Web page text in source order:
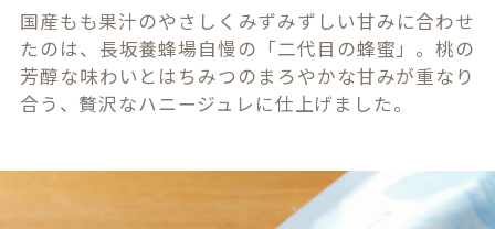
国産もも果汁のやさしくみずみずしい甘みに合わせ
たのは、長坂養蜂場自慢の「二代目の蜂蜜」。桃の
芳醇な味わいとはちみつのまろやかな甘みが重なり
合う、贅沢なハニージュレに仕上げました。